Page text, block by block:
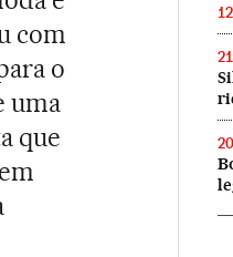
com
o
uma
que